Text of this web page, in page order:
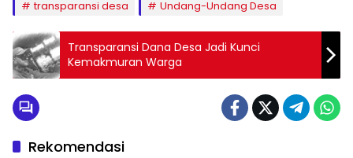
transparansi desa Undang-Undang Desa
Transparansi Dana Desa Jadi Kunci
Kemakmuran Warga
Rekomendasi